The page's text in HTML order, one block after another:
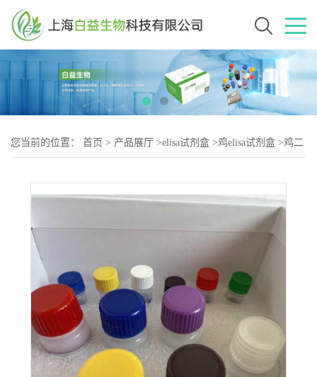
您当前的位置： 首页 > 产品展厅 >elisa试剂盒 >鸡elisa试剂盒 >鸡二